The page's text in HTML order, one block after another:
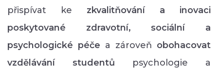
přispívat ke zkvalitňování a inovaci
poskytované zdravotní, sociální a
psychologické péče a zároveň obohacovat
vzdělávání studentů psychologie a